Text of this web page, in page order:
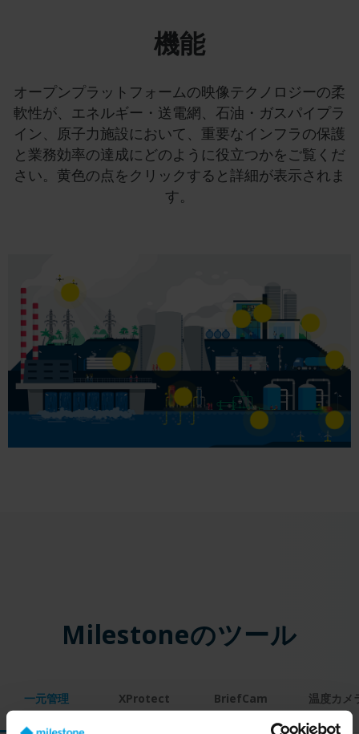
機能
オープンプラットフォームの映像テクノロジーの柔
軟性が、エネルギー・送電網、石油・ガスパイプラ
イン、原子力施設において、重要なインフラの保護
と業務効率の達成にどのように役立つかをご覧くだ
さい。黄色の点をクリックすると詳細が表示されま
す。
Milestoneのツール
一元管理
XProtect
Access
BriefCam 温度カメ